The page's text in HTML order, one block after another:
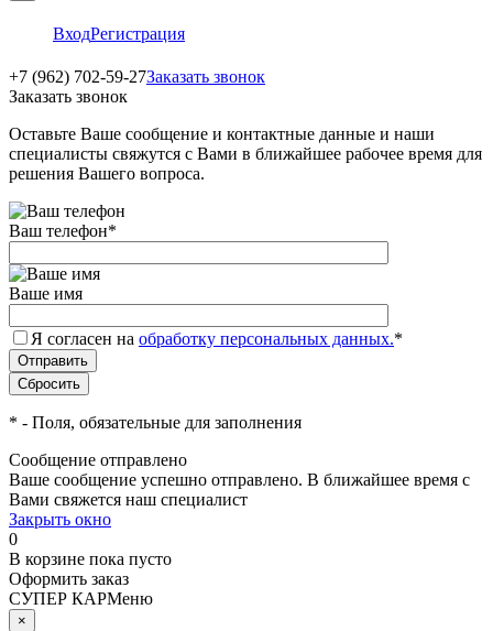
ВходРегистрация
+7 (962) 702-59-27Заказать звонок
Заказать звонок
Оставьте Ваше сообщение и контактные данные и наши
специалисты свяжутся с Вами в ближайшее рабочее время для
решения Вашего вопроса.
Ваш телефон*
Ваше имя
Я согласен на обработку персональных данных.*
* - Поля, обязательные для заполнения
Сообщение отправлено
Ваше сообщение успешно отправлено. В ближайшее время с
Вами свяжется наш специалист
Закрыть окно
0
В корзине пока пусто
Оформить заказ
СУПЕР КАРМеню
×